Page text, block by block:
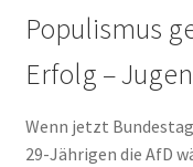
Populismus
Erfolg –
Wenn jetzt
29-Jährigen die AfD